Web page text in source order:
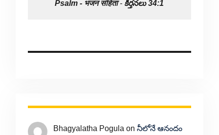
Psalm - भजन संहिता- కీర్తనలు 34:1
Bhagyalatha Pogula on నీలోనే ఆనందం